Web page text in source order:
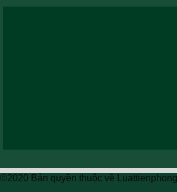
©2020 Bản quyền thuộc về